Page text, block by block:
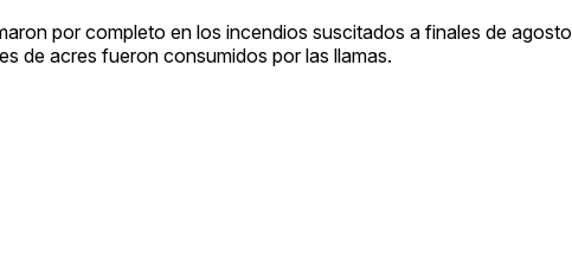
por completo en los incendios suscitados a finales de agosto
de acres fueron consumidos por las llamas.